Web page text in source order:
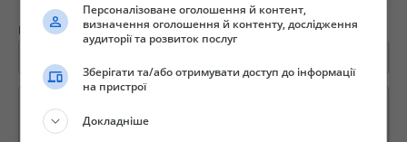
E-mail вашего друга *
Персоналізоване оголошення й контент,
визначення оголошення й контенту, дослідження
аудиторії та розвиток послуг
Зберігати та/або отримувати доступ до інформації
на пристрої
Докладніше